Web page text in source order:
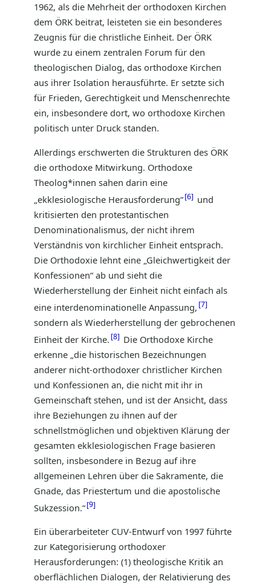
1962, als die Mehrheit der orthodoxen Kirchen
dem ÖRK beitrat, leisteten sie ein besonderes
Zeugnis für die christliche Einheit. Der ÖRK
wurde zu einem zentralen Forum für den
theologischen Dialog, das orthodoxe Kirchen
aus ihrer Isolation herausführte. Er setzte sich
für Frieden, Gerechtigkeit und Menschenrechte
ein, insbesondere dort, wo orthodoxe Kirchen
politisch unter Druck standen.
Allerdings erschwerten die Strukturen des ÖRK
die orthodoxe Mitwirkung. Orthodoxe
Theolog*innen sahen darin eine
„ekklesiologische Herausforderung“ 6
und
kritisierten den protestantischen
Denominationalismus, der nicht ihrem
Verständnis von kirchlicher Einheit entsprach.
Die Orthodoxie lehnt eine „Gleichwertigkeit der
Konfessionen“ ab und sieht die
Wiederherstellung der Einheit nicht einfach als
eine interdenominationelle Anpassung, 7
sondern als Wiederherstellung der gebrochenen
Einheit der Kirche. 8
Die Orthodoxe Kirche
erkenne „die historischen Bezeichnungen
anderer nicht-orthodoxer christlicher Kirchen
und Konfessionen an, die nicht mit ihr in
Gemeinschaft stehen, und ist der Ansicht, dass
ihre Beziehungen zu ihnen auf der
schnellstmöglichen und objektiven Klärung der
gesamten ekklesiologischen Frage basieren
sollten, insbesondere in Bezug auf ihre
allgemeinen Lehren über die Sakramente, die
Gnade, das Priestertum und die apostolische
Sukzession.“ 9
Ein überarbeiteter CUV-Entwurf von 1997 führte
zur Kategorisierung orthodoxer
Herausforderungen: (1) theologische Kritik an
oberflächlichen Dialogen, der Relativierung des